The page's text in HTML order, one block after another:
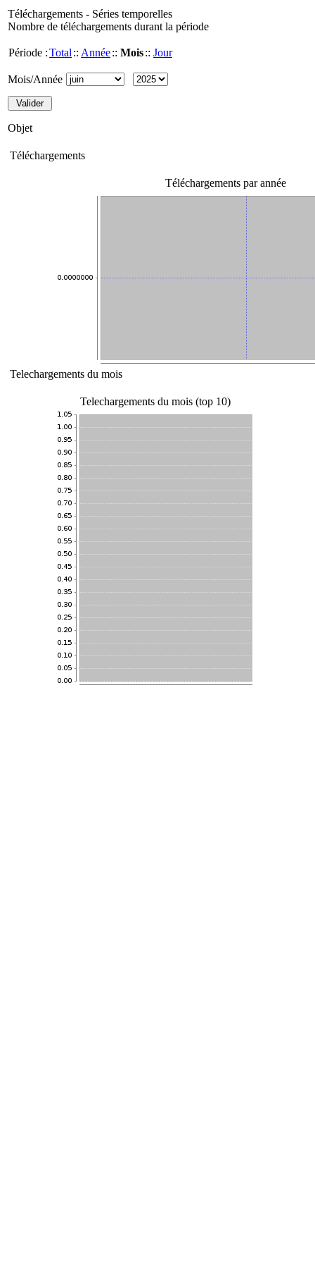
Téléchargements - Séries temporelles
Nombre de téléchargements durant la période
Période :Total :: Année:: Mois:: Jour
Mois/Année
Objet
Téléchargements
Téléchargements par année
Telechargements du mois
Telechargements du mois (top 10)